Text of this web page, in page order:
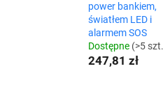
power bankiem,
światłem LED i
alarmem SOS
Dostępne (>5
247,81 zł